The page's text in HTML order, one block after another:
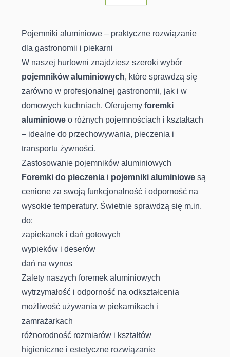
Pojemniki aluminiowe – praktyczne rozwiązanie
dla gastronomii i piekarni
W naszej hurtowni znajdziesz szeroki wybór
pojemników aluminiowych, które sprawdzą się
zarówno w profesjonalnej gastronomii, jak i w
domowych kuchniach. Oferujemy foremki
aluminiowe o różnych pojemnościach i kształtach
– idealne do przechowywania, pieczenia i
transportu żywności.
Zastosowanie pojemników aluminiowych
Foremki do pieczenia i pojemniki aluminiowe są
cenione za swoją funkcjonalność i odporność na
wysokie temperatury. Świetnie sprawdzą się m.in.
do:
zapiekanek i dań gotowych
wypieków i deserów
dań na wynos
Zalety naszych foremek aluminiowych
wytrzymałość i odporność na odkształcenia
możliwość używania w piekarnikach i
zamrażarkach
różnorodność rozmiarów i kształtów
higieniczne i estetyczne rozwiązanie